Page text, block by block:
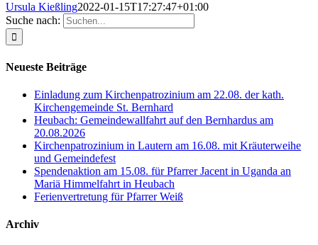
Ursula Kießling2022-01-15T17:27:47+01:00
Suche nach:
Neueste Beiträge
Einladung zum Kirchenpatrozinium am 22.08. der kath.
Kirchengemeinde St. Bernhard
Heubach: Gemeindewallfahrt auf den Bernhardus am
20.08.2026
Kirchenpatrozinium in Lautern am 16.08. mit Kräuterweihe
und Gemeindefest
Spendenaktion am 15.08. für Pfarrer Jacent in Uganda an
Mariä Himmelfahrt in Heubach
Ferienvertretung für Pfarrer Weiß
Archiv